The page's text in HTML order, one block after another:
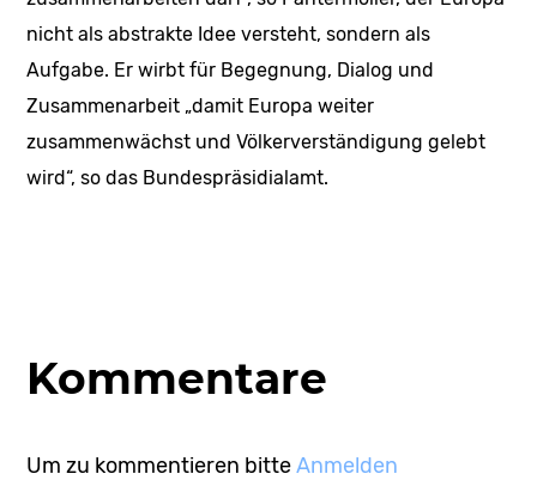
nicht als abstrakte Idee versteht, sondern als
Aufgabe. Er wirbt für Begegnung, Dialog und
Zusammenarbeit „damit Europa weiter
zusammenwächst und Völkerverständigung gelebt
wird“, so das Bundespräsidialamt.
Kommentare
Um zu kommentieren bitteAnmelden